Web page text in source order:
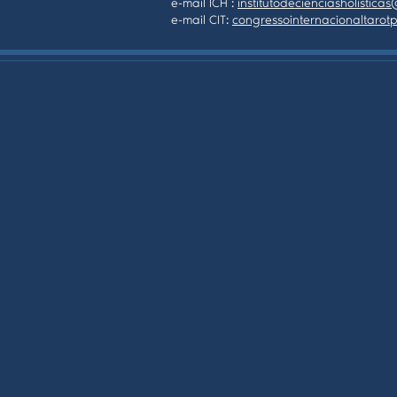
e-mail ICH :
e-mail CIT: